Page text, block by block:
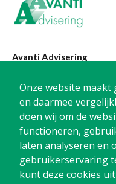
Onze website maakt
en daarmee
doen wij om de
functioneren,
laten analyseren en
gebruikerservaring
kunt deze cookies
Nextens-Accorderen
Avanti Advisering
Poelstraat 4
1441 RR Purmerend